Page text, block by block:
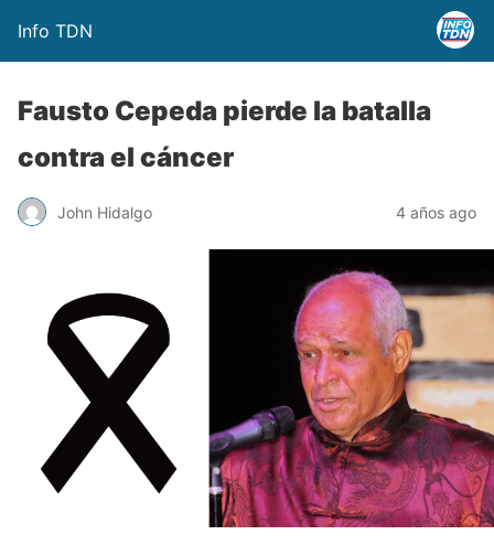
Info TDN
Fausto Cepeda pierde la batalla
contra el cáncer
John Hidalgo 4 años ago